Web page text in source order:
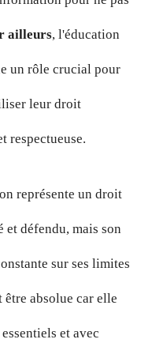
ailleurs, l'éducation
un rôle crucial pour
leur droit
respectueuse.
représente un droit
défendu, mais son
sur ses limites
être absolue car elle
et avec